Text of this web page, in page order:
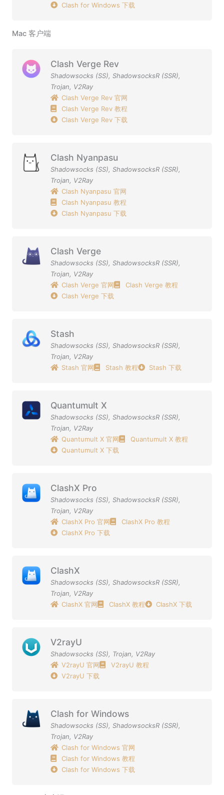
Clash for Windows 下载
Mac 客户端
Clash Verge Rev
Shadowsocks (SS), ShadowsocksR (SSR),
Trojan, V2Ray
Clash Verge Rev 官网
Clash Verge Rev 教程
Clash Verge Rev 下载
Clash Nyanpasu
Shadowsocks (SS), ShadowsocksR (SSR),
Trojan, V2Ray
Clash Nyanpasu 官网
Clash Nyanpasu 教程
Clash Nyanpasu 下载
Clash Verge
Shadowsocks (SS), ShadowsocksR (SSR),
Trojan, V2Ray
Clash Verge 官网
Clash Verge 教程
Clash Verge 下载
Stash
Shadowsocks (SS), ShadowsocksR (SSR),
Trojan, V2Ray
Stash 官网
Stash 教程 Stash 下载
Quantumult X
Shadowsocks (SS), ShadowsocksR (SSR),
Trojan, V2Ray
Quantumult X 官网
Quantumult X 教程
Quantumult X 下载
ClashX Pro
Shadowsocks (SS), ShadowsocksR (SSR),
Trojan, V2Ray
ClashX Pro 官网
ClashX Pro 教程
ClashX Pro 下载
ClashX
Shadowsocks (SS), ShadowsocksR (SSR),
Trojan, V2Ray
ClashX 官网
ClashX 教程 ClashX 下载
V2rayU
Shadowsocks (SS), Trojan, V2Ray
V2rayU 官网
V2rayU 教程
V2rayU 下载
Clash for Windows
Shadowsocks (SS), ShadowsocksR (SSR),
Trojan, V2Ray
Clash for Windows 官网
Clash for Windows 教程
Clash for Windows 下载